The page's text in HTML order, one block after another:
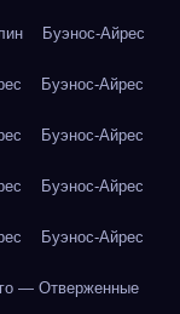
Буэнос-Айрес
Буэнос-Айрес
Буэнос-Айрес
Буэнос-Айрес
Буэнос-Айрес
— Отверженные